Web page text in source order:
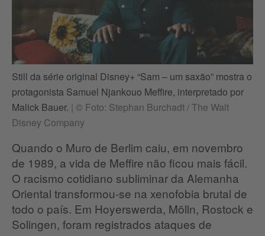
Still da série original Disney+ “Sam – um saxão” mostra o
protagonista Samuel Njankouo Meffire, interpretado por
Malick Bauer. | © Foto: Stephan Burchadt / The Walt
Disney Company
Quando o Muro de Berlim caiu, em novembro
de 1989, a vida de Meffire não ficou mais fácil.
O racismo cotidiano subliminar da Alemanha
Oriental transformou-se na xenofobia brutal de
todo o país. Em Hoyerswerda, Mölln, Rostock e
Solingen, foram registrados ataques de